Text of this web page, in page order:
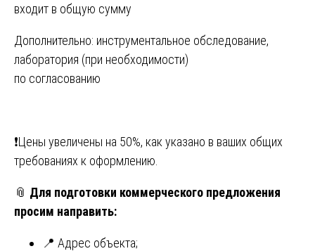
входит в общую сумму
Дополнительно: инструментальное обследование,
лаборатория (при необходимости)
по согласованию
❗️Цены увеличены на 50%, как указано в ваших общих
требованиях к оформлению.
📎 Для подготовки коммерческого предложения
просим направить:
📍 Адрес объекта;